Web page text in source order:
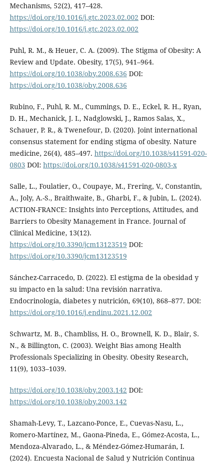
Mechanisms, 52(2), 417–428.
https://doi.org/10.1016/j.gtc.2023.02.002 DOI:
https://doi.org/10.1016/j.gtc.2023.02.002
Puhl, R. M., & Heuer, C. A. (2009). The Stigma of Obesity: A
Review and Update. Obesity, 17(5), 941–964.
https://doi.org/10.1038/oby.2008.636 DOI:
https://doi.org/10.1038/oby.2008.636
Rubino, F., Puhl, R. M., Cummings, D. E., Eckel, R. H., Ryan,
D. H., Mechanick, J. I., Nadglowski, J., Ramos Salas, X.,
Schauer, P. R., & Twenefour, D. (2020). Joint international
consensus statement for ending stigma of obesity. Nature
medicine, 26(4), 485–497. https://doi.org/10.1038/s41591-020-
0803 DOI: https://doi.org/10.1038/s41591-020-0803-x
Salle, L., Foulatier, O., Coupaye, M., Frering, V., Constantin,
A., Joly, A.-S., Braithwaite, B., Gharbi, F., & Jubin, L. (2024).
ACTION-FRANCE: Insights into Perceptions, Attitudes, and
Barriers to Obesity Management in France. Journal of
Clinical Medicine, 13(12).
https://doi.org/10.3390/jcm13123519 DOI:
https://doi.org/10.3390/jcm13123519
Sánchez-Carracedo, D. (2022). El estigma de la obesidad y
su impacto en la salud: Una revisión narrativa.
Endocrinología, diabetes y nutrición, 69(10), 868–877. DOI:
https://doi.org/10.1016/j.endinu.2021.12.002
Schwartz, M. B., Chambliss, H. O., Brownell, K. D., Blair, S.
N., & Billington, C. (2003). Weight Bias among Health
Professionals Specializing in Obesity. Obesity Research,
11(9), 1033–1039.
https://doi.org/10.1038/oby.2003.142 DOI:
https://doi.org/10.1038/oby.2003.142
Shamah-Levy, T., Lazcano-Ponce, E., Cuevas-Nasu, L.,
Romero-Martínez, M., Gaona-Pineda, E., Gómez-Acosta, L.,
Mendoza-Alvarado, L., & Méndez-Gómez-Humarán, I.
(2024). Encuesta Nacional de Salud y Nutrición Continua